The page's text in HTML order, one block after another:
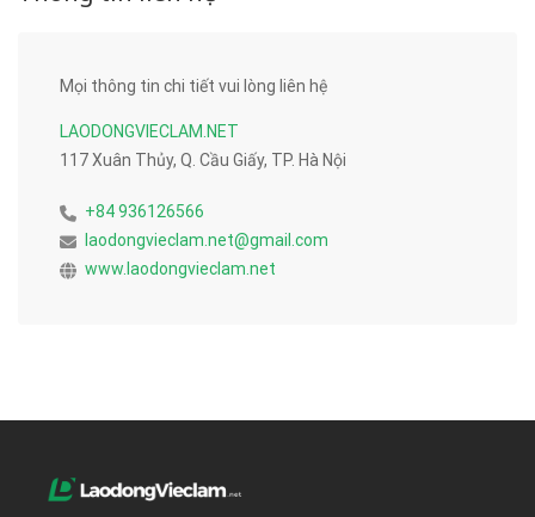
Mọi thông tin chi tiết vui lòng liên hệ
LAODONGVIECLAM.NET
117 Xuân Thủy, Q. Cầu Giấy, TP. Hà Nội
+84 936126566
laodongvieclam.net@gmail.com
www.laodongvieclam.net